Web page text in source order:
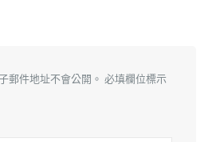
郵件地址不會公開。 必填欄位標示